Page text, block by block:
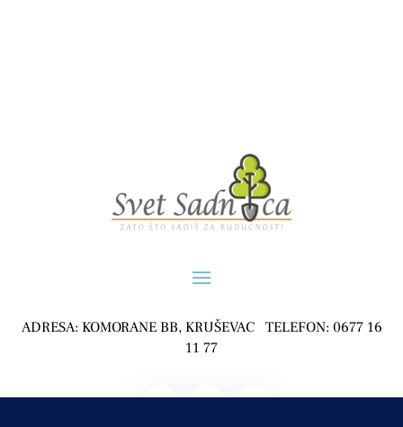
ADRESA: KOMORANE BB, KRUŠEVAC TELEFON: 0677 16
11 77